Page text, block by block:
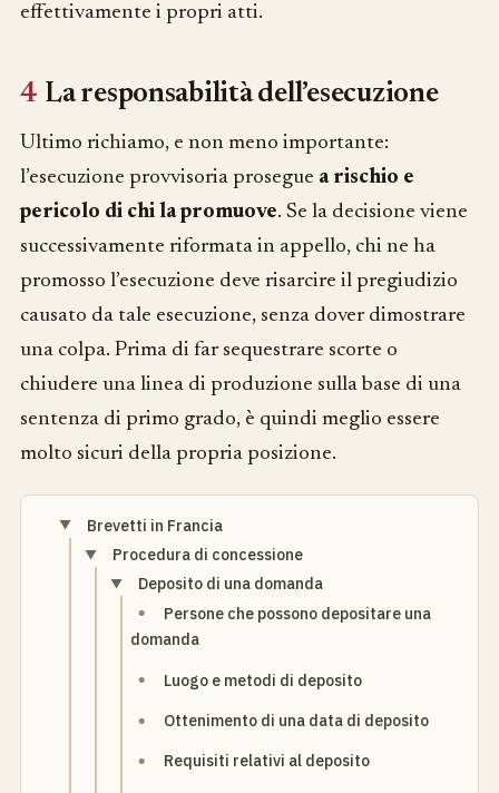
effettivamente i propri atti.
4 La responsabilità dell’esecuzione
Ultimo richiamo, e non meno importante:
l’esecuzione provvisoria prosegue a rischio e
pericolo di chi la promuove. Se la decisione viene
successivamente riformata in appello, chi ne ha
promosso l’esecuzione deve risarcire il pregiudizio
causato da tale esecuzione, senza dover dimostrare
una colpa. Prima di far sequestrare scorte o
chiudere una linea di produzione sulla base di una
sentenza di primo grado, è quindi meglio essere
molto sicuri della propria posizione.
Brevetti in Francia
Procedura di concessione
Deposito di una domanda
Persone che possono depositare una
domanda
Luogo e metodi di deposito
Ottenimento di una data di deposito
Requisiti relativi al deposito